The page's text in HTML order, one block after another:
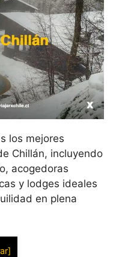
los mejores
Chillán, incluyendo
acogedoras
y lodges ideales
en plena
]